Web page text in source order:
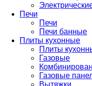
Печи
Печи
Печи банные
Плиты кухонные
Плиты
Газовые
Газовые